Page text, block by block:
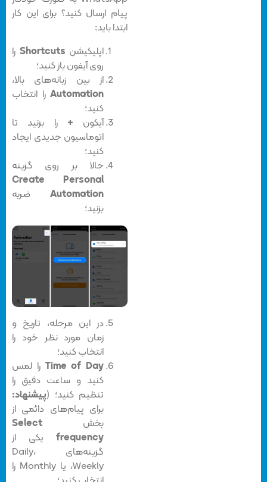
پیام ارسال کنید؟ برای این کار
ابتدا باید:
اپلیکیشنShortcutsرا
روی آیفون باز کنید؛
از بین زبانه‌‌های بالا،
Automationرا انتخاب
کنید؛
آیکون+
را بزنید تا
اتوماسیون جدیدی ایجاد
کنید؛
حالا بر روی گزینه‌
Create Personal
Automation
ضربه
بزنید؛
در این مرحله، تاریخ و
زمان مورد نظر خود را
انتخاب کنید؛
Time of Day را لمس
کنید و ساعت دقیق را
تنظیم کنید؛ (پیشنهاد:
برای پیام‌های دائمی از
بخش
Select
frequency
یکی از
گزینه‌های Daily،
Weekly، یا Monthly را